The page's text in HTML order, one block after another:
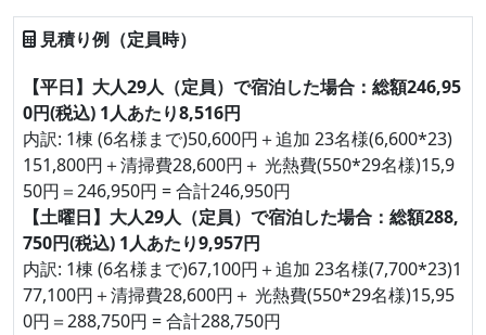
見積り例（定員時）
【平日】大人29人（定員）で宿泊した場合：総額246,95
0円(税込) 1人あたり8,516円
内訳: 1棟 (6名様まで)50,600円＋追加 23名様(6,600*23)
151,800円＋清掃費28,600円＋ 光熱費(550*29名様)15,9
50円＝246,950円 = 合計246,950円
【土曜日】大人29人（定員）で宿泊した場合：総額288,
750円(税込) 1人あたり9,957円
内訳: 1棟 (6名様まで)67,100円＋追加 23名様(7,700*23)1
77,100円＋清掃費28,600円＋ 光熱費(550*29名様)15,95
0円＝288,750円 = 合計288,750円